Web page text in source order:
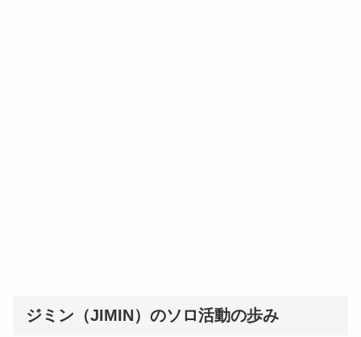
ジミン（JIMIN）のソロ活動の歩み